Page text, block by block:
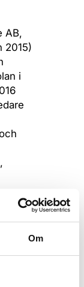
Om
AB,
2015)
i